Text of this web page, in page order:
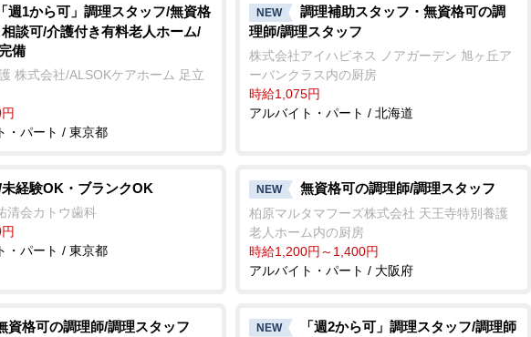
t
「週1から可」調理スタッフ/無資格
談可/介護付き有料老人ホーム/
備
株式会社/ALSOKケアホーム 足立
・パート / 東京都
NEW
調理補助スタッフ・無資格可の調
理師/調理スタッフ
株式会社アイハピネス ノアガーデン 旭ヶ丘ア
ーバンクラス内の厨房
時給1,075円
アルバイト・パート / 北海道
経験OK・ブランクOK
清会カトウ歯科
・パート / 東京都
NEW 無資格可の調理師/調理スタッフ
柏原マルタマフーズ株式会社 天王寺特別養護
老人ホーム内の厨房
時給1,200円～1,400円
アルバイト・パート / 大阪府
資格可の調理師/調理スタッフ NEW
「週2から可」調理スタッフ/調理師